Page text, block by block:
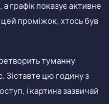
а графік показує активне
проміжок, хтось був
туманну
Зіставте цю годину з
і картина зазвичай